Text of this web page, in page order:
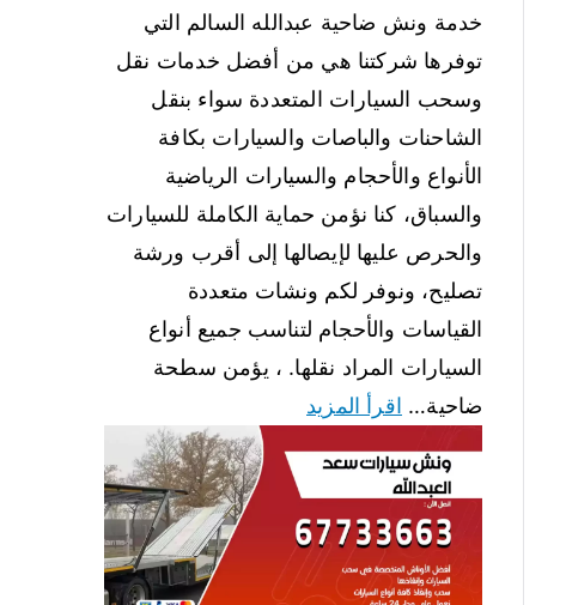
خدمة ونش ضاحية عبدالله السالم التي
توفرها شركتنا هي من أفضل خدمات نقل
وسحب السيارات المتعددة سواء بنقل
الشاحنات والباصات والسيارات بكافة
الأنواع والأحجام والسيارات الرياضية
والسباق، كنا نؤمن حماية الكاملة للسيارات
والحرص عليها لإيصالها إلى أقرب ورشة
تصليح، ونوفر لكم ونشات متعددة
القياسات والأحجام لتناسب جميع أنواع
السيارات المراد نقلها. ، يؤمن سطحة
ضاحية… اقرأ المزيد